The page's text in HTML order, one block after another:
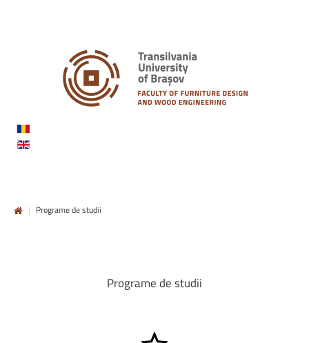
| Programe de studii
Programe destudii